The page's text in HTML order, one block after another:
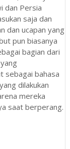
dan Persia
saja dan
dan ucapan yang
pun biasanya
bagian dari
sebagai bahasa
dilakukan
mereka
saat berperang.